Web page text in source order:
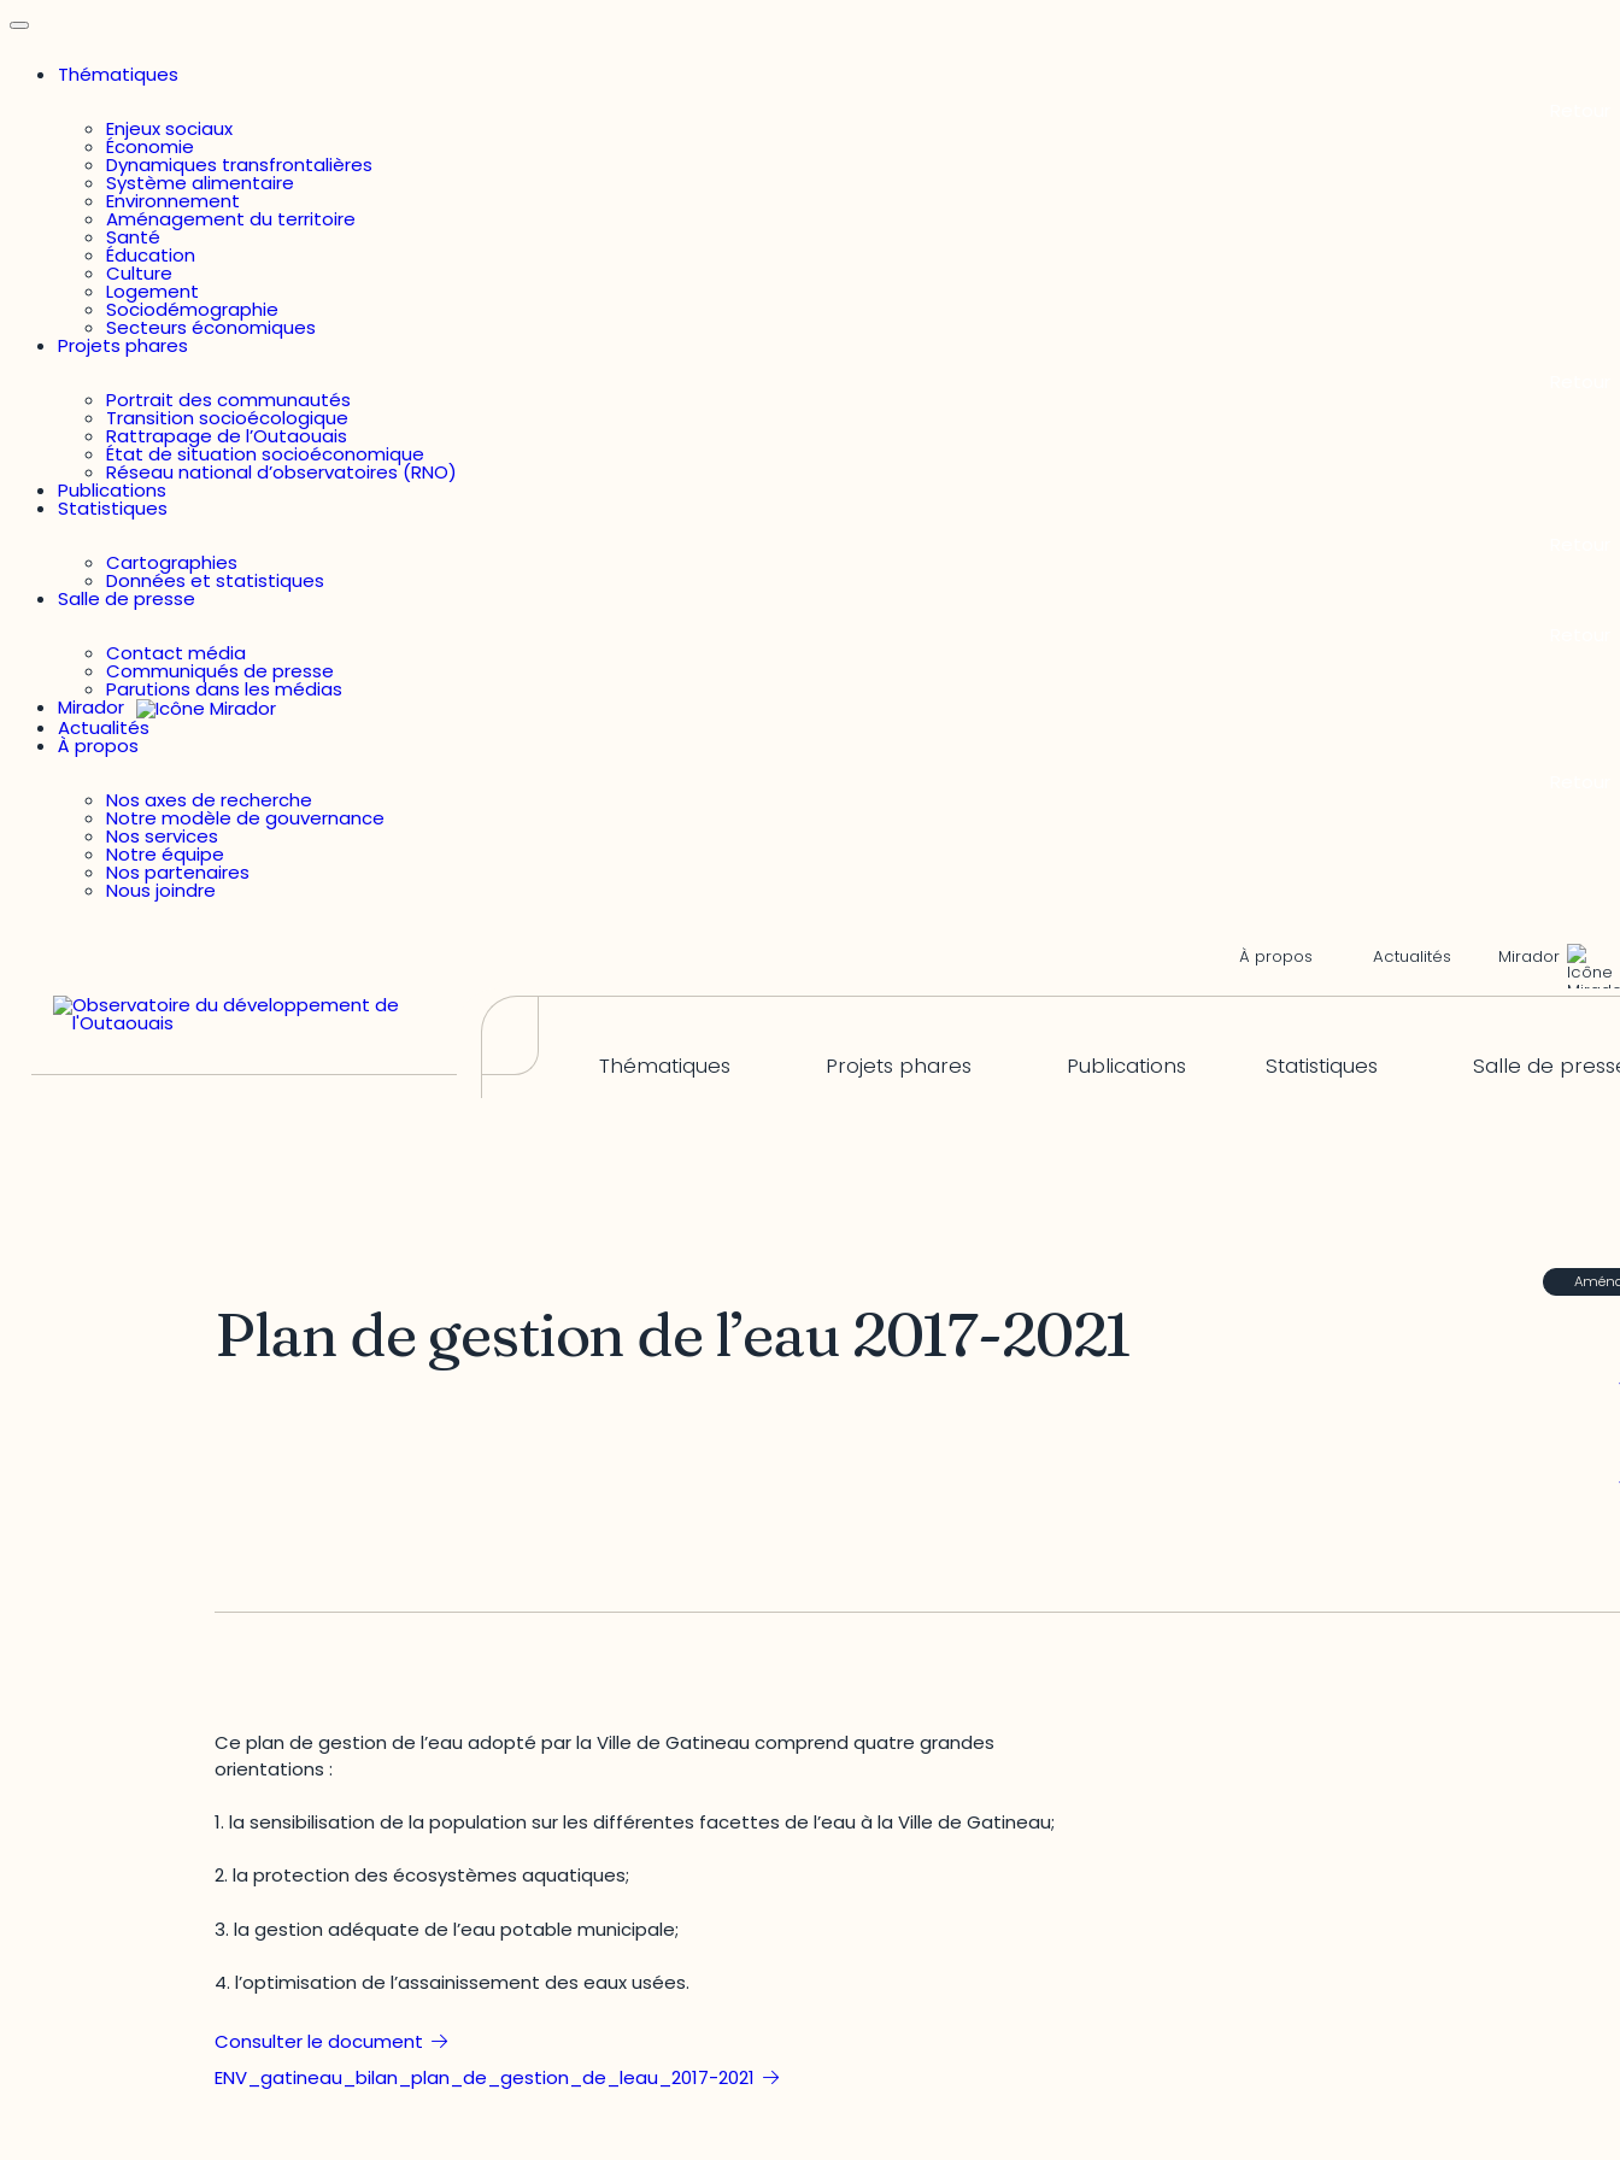
Thématiques
Enjeux sociaux
Économie
Dynamiques transfrontalières
Système alimentaire
Environnement
Aménagement du territoire
Santé
Éducation
Culture
Logement
Sociodémographie
Secteurs économiques
Projets phares
Portrait des communautés
Transition socioécologique
Rattrapage de l’Outaouais
État de situation socioéconomique
Réseau national d’observatoires (RNO)
Publications
Statistiques
Cartographies
Données et statistiques
Salle de presse
Contact média
Communiqués de presse
Parutions dans les médias
Mirador
Actualités
À propos
Nos axes de recherche
Notre modèle de gouvernance
Nos services
Notre équipe
Nos partenaires
Nous joindre
À propos Actualités Mirador
Thématiques Projets phares Publications Statistiques Salle de
Plan de gestion de l’eau 2017-2021
Ce plan de gestion de l’eau adopté par la Ville de Gatineau comprend quatre grandes
orientations :
1. la sensibilisation de la population sur les différentes facettes de l’eau à la Ville de Gatineau;
2. la protection des écosystèmes aquatiques;
3. la gestion adéquate de l’eau potable municipale;
4. l’optimisation de l’assainissement des eaux usées.
Consulter le document
ENV_gatineau_bilan_plan_de_gestion_de_leau_2017-2021